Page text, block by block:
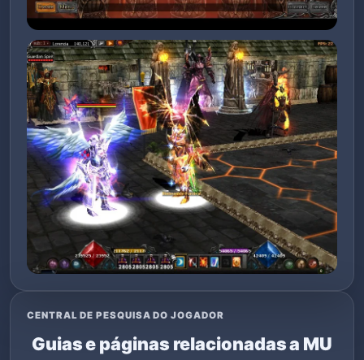
CENTRAL DE PESQUISA DO JOGADOR
Guias e páginas relacionadas a MU